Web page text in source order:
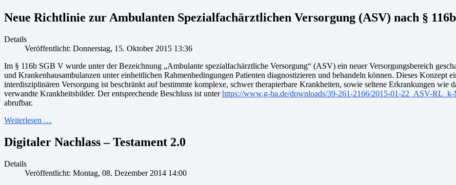
Neue Richtlinie zur Ambulanten Spezialfachärztlichen Versorgung (ASV) nach §
Details
Veröffentlicht: Donnerstag, 15. Oktober 2015 13:36
Im § 116b SGB V wurde unter der Bezeichnung „Ambulante spezialfachärztliche Versorgung“ (ASV) ein neuer Versorgungsbereich
und Krankenhausambulanzen unter einheitlichen Rahmenbedingungen Patienten diagnostizieren und behandeln können. Dieses Konzept
interdisziplinären Versorgung ist beschränkt auf bestimmte komplexe, schwer therapierbare Krankheiten, sowie seltene Erkrankungen wie
verwandte Krankheitsbilder. Der entsprechende Beschluss ist unterhttps://www.g-ba.de/downloads/39-261-2166/2015-01-22_ASV-
abrufbar.
Weiterlesen …
Digitaler Nachlass – Testament 2.0
Details
Veröffentlicht: Montag, 08. Dezember 2014 14:00